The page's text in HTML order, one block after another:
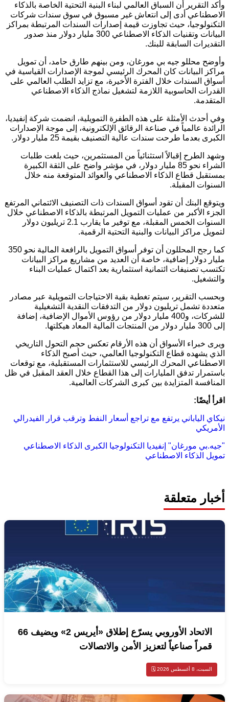
وأكد التقرير أن السباق العالمي لبناء البنية التحتية الخاصة بالذكاء
الاصطناعي أدى إلى انتعاش غير مسبوق في سوق سندات شركات
التكنولوجيا، حيث تجاوزت قيمة إصدارات السندات المرتبطة بمراكز
البيانات وتقنيات الذكاء الاصطناعي 300 مليار دولار منذ صدور
التقديرات السابقة للبنك.
وأوضح محللو جيه بي مورغان، ومن بينهم طارق حامد، أن تمويل
مراكز البيانات كان المحرك الرئيسي لموجة الإصدارات القياسية في
أسواق السندات خلال الفترة الأخيرة، مع تزايد الطلب العالمي على
القدرات الحاسوبية اللازمة لتشغيل نماذج الذكاء الاصطناعي
المتقدمة.
وفي أحدث الأمثلة على هذه الطفرة التمويلية، انضمت شركة إنفيديا،
الرائدة عالمياً في صناعة الرقائق الإلكترونية، إلى موجة الإصدارات
الكبرى بعدما طرحت سندات عالية التصنيف بقيمة 25 مليار دولار.
وشهد الطرح إقبالاً استثنائياً من المستثمرين، حيث بلغت طلبات
الشراء نحو 85 مليار دولار، في مؤشر واضح على الثقة الكبيرة
بمستقبل قطاع الذكاء الاصطناعي والعوائد المتوقعة منه خلال
السنوات المقبلة.
ويتوقع البنك أن تقود أسواق السندات ذات التصنيف الائتماني المرتفع
الجزء الأكبر من عمليات التمويل المرتبطة بالذكاء الاصطناعي خلال
السنوات الخمس المقبلة، مع توفير ما يقارب 2.1 تريليون دولار
لتمويل مراكز البيانات والبنية التحتية الرقمية.
كما رجح المحللون أن توفر أسواق التمويل بالرافعة المالية نحو 350
مليار دولار إضافية، خاصة أن العديد من مشاريع مراكز البيانات
تكتسب تصنيفات ائتمانية استثمارية بعد اكتمال عمليات البناء
والتشغيل.
وبحسب التقرير، سيتم تغطية بقية الاحتياجات التمويلية عبر مصادر
متعددة تشمل تريليون دولار من التدفقات النقدية التشغيلية
للشركات، و400 مليار دولار من رؤوس الأموال الإضافية، إضافة
إلى 300 مليار دولار من المنتجات المالية المعاد هيكلتها.
ويرى خبراء الأسواق أن هذه الأرقام تعكس حجم التحول التاريخي
الذي يشهده قطاع التكنولوجيا العالمي، حيث أصبح الذكاء
الاصطناعي المحرك الرئيسي للاستثمارات المستقبلية، مع توقعات
باستمرار تدفق المليارات إلى هذا القطاع خلال العقد المقبل في ظل
المنافسة المتزايدة بين كبرى الشركات العالمية.
اقرأ أيضًا:
نيكاي الياباني يرتفع مع تراجع أسعار النفط وترقب قرار الفيدرالي
الأمريكي
"جيه.بي مورغان" إنفيديا التكنولوجيا الكبرى الذكاء الاصطناعي
تمويل الذكاء الاصطناعي
أخبار متعلقة
الاتحاد الأوروبي يسرّع إطلاق «أيريس 2» ويضيف 66
قمراً صناعياً لتعزيز الأمن والاتصالات
السبت، 8 أغسطس 2026 🗓️